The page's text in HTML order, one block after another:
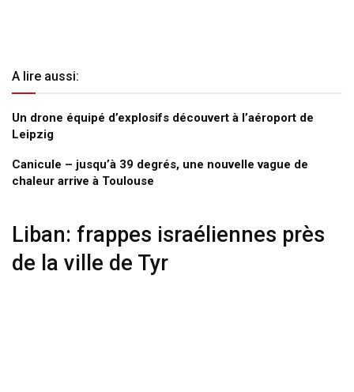
A lire aussi:
Un drone équipé d’explosifs découvert à l’aéroport de
Leipzig
Canicule – jusqu’à 39 degrés, une nouvelle vague de
chaleur arrive à Toulouse
Liban: frappes israéliennes près
de la ville de Tyr